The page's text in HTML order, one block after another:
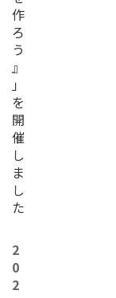
作
ろ
う
』
」
を
開
催
し
ま
し
た
2
0
2